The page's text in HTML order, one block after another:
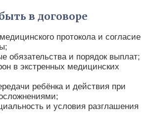
в договоре
протокола и согласие
обязательства и порядок выплат;
в экстренных медицинских
ребёнка и действия при
и условия разглашения